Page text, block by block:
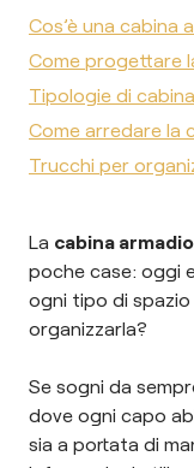
Cos’è una cabina
Come progettare
Tipologie di
Come arredare la
Trucchi per
La cabina armadio
poche case: oggi
ogni tipo di
organizzarla?
Se sogni da
dove ogni capo
sia a portata di